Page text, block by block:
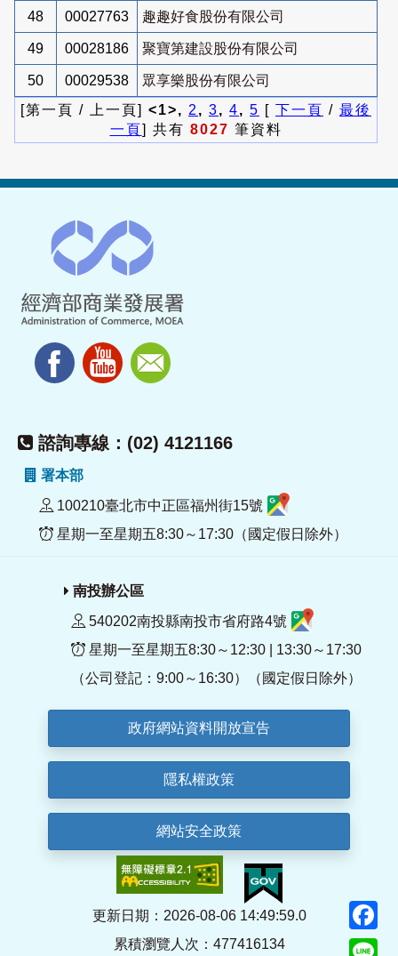
48 00027763 趣趣好食股份有限公司
49 00028186 聚寶第建設股份有限公司
50 00029538
眾享樂股份有限公司
[第一頁 / 上一頁] <1>, 2 , 3, 4, 5 [ 下一頁 / 最後
一頁] 共有 8027 筆資料
諮詢專線：(02) 4121166
署本部
100210臺北市中正區福州街15號
星期一至星期五8:30～17:30（國定假日除外）
南投辦公區
540202南投縣南投市省府路4號
星期一至星期五8:30～12:30 | 13:30～17:30
（公司登記：9:00～16:30）（國定假日除外）
政府網站資料開放宣告
隱私權政策
網站安全政策
更新日期：2026-08-06 14:49:59.0
累積瀏覽人次：477416134